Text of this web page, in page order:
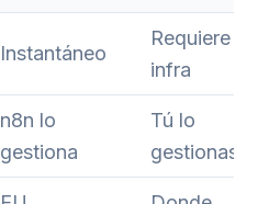
Instantáneo
Requiere
infra
n8n lo
gestiona
Tú lo
gestionas